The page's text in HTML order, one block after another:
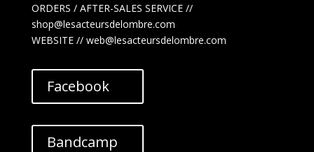
ORDERS / AFTER-SALES SERVICE //
shop@lesacteursdelombre.com
WEBSITE // web@lesacteursdelombre.com
Facebook
Bandcamp